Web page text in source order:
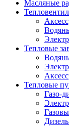
Масляные
Тепловые
Тепловые
Газо-